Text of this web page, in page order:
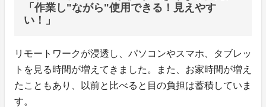
「作業し"ながら"使用できる！見えやす
い！」
リモートワークが浸透し、パソコンやスマホ、タブレッ
トを見る時間が増えてきました。また、お家時間が増え
たこともあり、以前と比べると目の負担は蓄積していま
す。